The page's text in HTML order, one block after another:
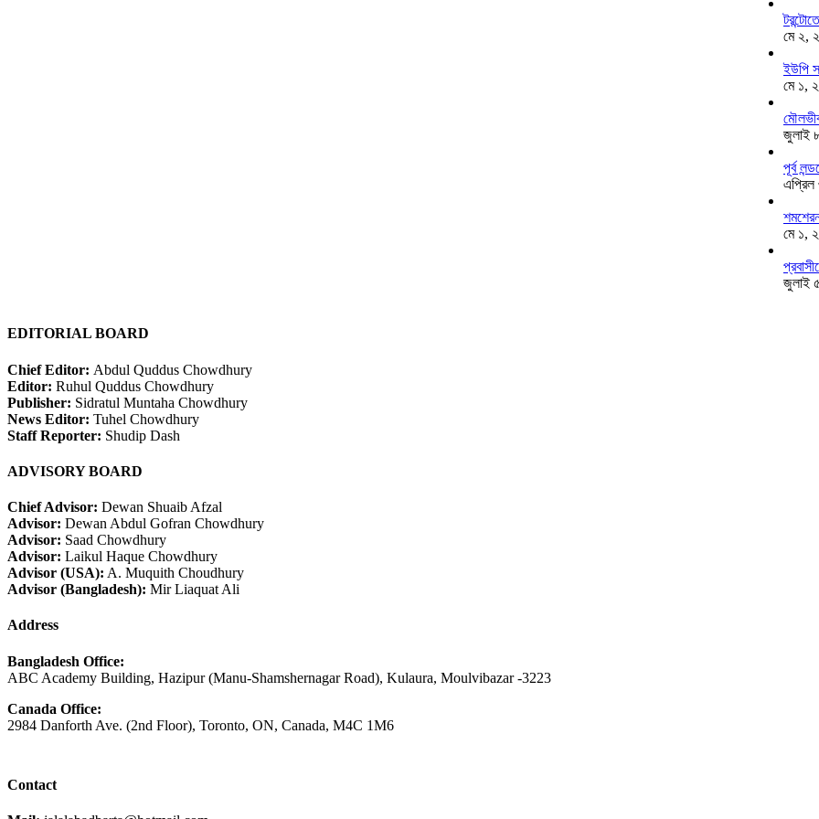
মে ২,
ইউপি
মে ১,
জুলাই
পূর্ব
মে ১,
জুলাই
EDITORIAL BOARD
Chief Editor: Abdul Quddus Chowdhury
Editor: Ruhul Quddus Chowdhury
Publisher: Sidratul Muntaha Chowdhury
News Editor: Tuhel Chowdhury
Staff Reporter: Shudip Dash
ADVISORY BOARD
Chief Advisor: Dewan Shuaib Afzal
Advisor: Dewan Abdul Gofran Chowdhury
Advisor: Saad Chowdhury
Advisor: Laikul Haque Chowdhury
Advisor (USA): A. Muquith Choudhury
Advisor (Bangladesh): Mir Liaquat Ali
Address
Bangladesh Office:
ABC Academy Building, Hazipur (Manu-Shamshernagar Road), Kulaura, Moulvibazar -3223
Canada Office:
2984 Danforth Ave. (2nd Floor), Toronto, ON, Canada, M4C 1M6
Contact